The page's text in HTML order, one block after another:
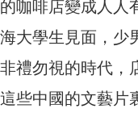
咖啡店變成人人
大學生見面，少
禮勿視的時代，
些中國的文藝片